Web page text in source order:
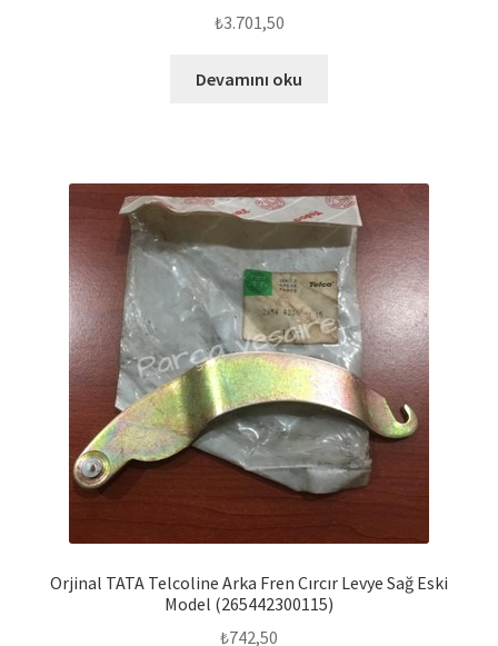
₺3.701,50
Devamını oku
Orjinal TATA Telcoline Arka Fren Cırcır Levye Sağ Eski
Model (265442300115)
₺742,50